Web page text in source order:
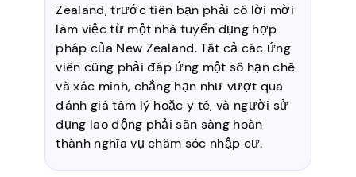
Zealand, trước tiên bạn phải có lời mời
làm việc từ một nhà tuyển dụng hợp
pháp của New Zealand. Tất cả các ứng
viên cũng phải đáp ứng một số hạn chế
và xác minh, chẳng hạn như vượt qua
đánh giá tâm lý hoặc y tế, và người sử
dụng lao động phải sẵn sàng hoàn
thành nghĩa vụ chăm sóc nhập cư.